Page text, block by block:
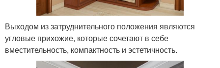
Выходом из затруднительного положения являются
угловые прихожие, которые сочетают в себе
вместительность, компактность и эстетичность.